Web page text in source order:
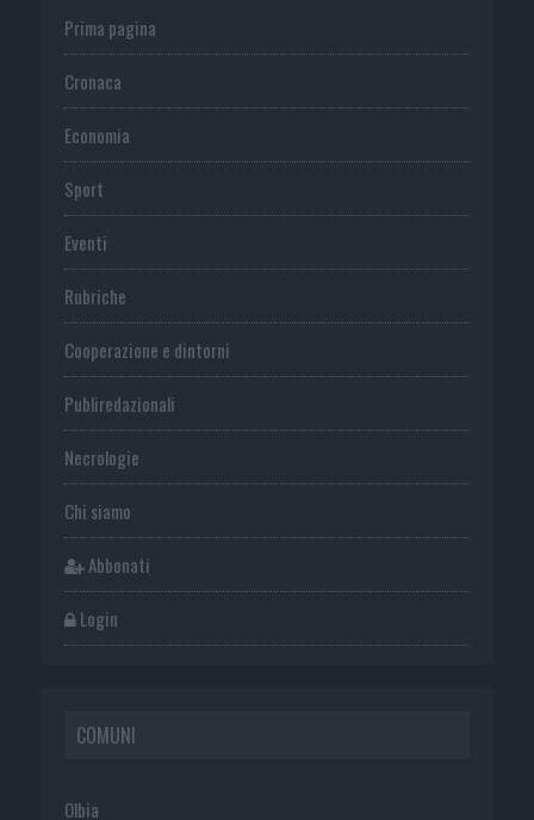
Prima pagina
Cronaca
Economia
Sport
Eventi
Rubriche
Cooperazione e dintorni
Publiredazionali
Necrologie
Chi siamo
Abbonati
Login
COMUNI
Olbia